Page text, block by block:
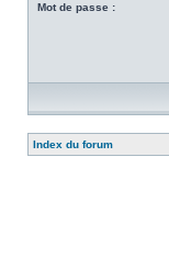
Mot de passe :
Index du forum